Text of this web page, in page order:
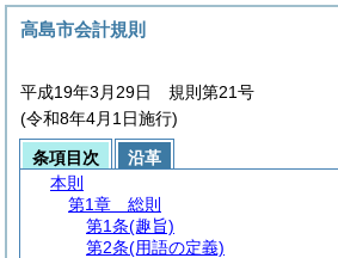
高島市会計規則
平成19年3月29日 規則第21号
(令和8年4月1日施行)
条項目次
沿革
本則
第1章
総則
第1条(趣旨)
第2条(用語の定義)